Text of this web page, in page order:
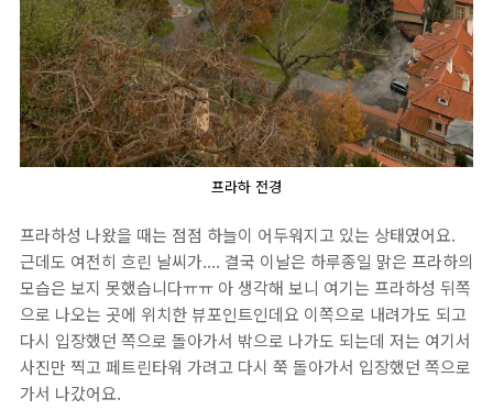
프라하 전경
프라하성 나왔을 때는 점점 하늘이 어두워지고 있는 상태였어요.
근데도 여전히 흐린 날씨가.... 결국 이날은 하루종일 맑은 프라하의
모습은 보지 못했습니다ㅠㅠ 아 생각해 보니 여기는 프라하성 뒤쪽
으로 나오는 곳에 위치한 뷰포인트인데요 이쪽으로 내려가도 되고
다시 입장했던 쪽으로 돌아가서 밖으로 나가도 되는데 저는 여기서
사진만 찍고 페트린타워 가려고 다시 쭉 돌아가서 입장했던 쪽으로
가서 나갔어요.